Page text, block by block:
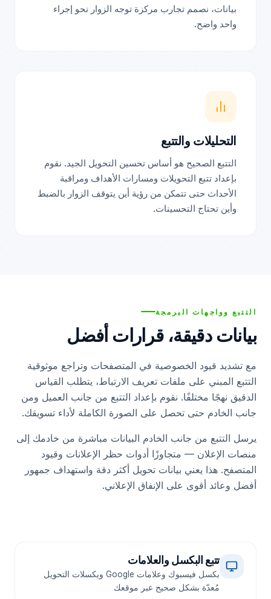
بيانات، نصمم تجارب مركزة توجه الزوار نحو إجراء
واحد واضح.
التحليلات والتتبع
التتبع الصحيح هو أساس تحسين التحويل الجيد. نقوم
بإعداد تتبع التحويلات ومسارات الأهداف ومراقبة
الأحداث حتى تتمكن من رؤية أين يتوقف الزوار بالضبط
وأين تحتاج التحسينات.
التتبع وواجهات البرمجة
بيانات دقيقة، قرارات أفضل
مع تشديد قيود الخصوصية في المتصفحات وتراجع موثوقية
التتبع المبني على ملفات تعريف الارتباط، يتطلب القياس
الدقيق نهجًا مختلفًا. نقوم بإعداد التتبع من جانب العميل ومن
جانب الخادم حتى تحصل على الصورة الكاملة لأداء تسويقك.
يرسل التتبع من جانب الخادم البيانات مباشرة من خادمك إلى
منصات الإعلان — متجاوزًا أدوات حظر الإعلانات وقيود
المتصفح. هذا يعني بيانات تحويل أكثر دقة واستهداف جمهور
أفضل وعائد أقوى على الإنفاق الإعلاني.
تتبع البكسل والعلامات
بكسل فيسبوك وعلامات Google وبكسلات التحويل
مُعدّة بشكل صحيح عبر موقعك